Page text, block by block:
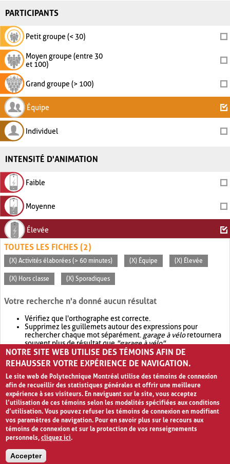
PARTICIPANTS
Petit groupe (< 30)
Moyen groupe (entre 30
et 100)
Grand groupe (> 100)
Équipe
Individuel
INTENSITÉ D'ANIMATION
Faible
Moyenne
Élevée
TOUTES LES FICHES (2)
(X) Activités élaborées (> 60 minutes) (X) Équipe (X) Élevée
(X) Hors classe (X) Sporadiques
Votre recherche n'a donné aucun résultat
Vérifiez que l'orthographe est correcte.
Supprimez les guillemets autour des expressions pour
rechercher chaque mot séparément. garage à véloretournera
souvent plus de résultat que"garage à vélo".
Envisagez d'élargir votre recherche avec OR.garage OR vélo
retournera souvent plus de résultat quegarage à vélo
NOTRE SITE WEB UTILISE DES TÉMOINS AFIN DE
REHAUSSER VOTRE EXPÉRIENCE DE NAVIGATION.
Le site web de Polytechnique Montréal utilise des témoins de connexion
afin de recueillir des statistiques générales et offrir une meilleure
expérience à ses visiteurs. En naviguant sur le site, vous acceptez
l’utilisation de ces témoins selon les modalités spécifiées aux conditions
d’utilisation. Vous pouvez refuser les témoins de connexion en modifiant
vos paramètres de navigation. Pour en savoir plus sur le recours aux
témoins de connexion et sur la protection de vos renseignements
personnels,cliquez ici.
Accepter